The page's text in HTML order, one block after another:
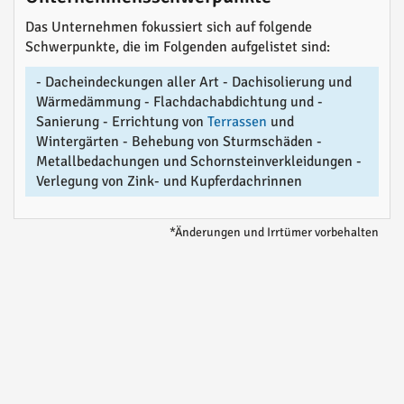
Das Unternehmen fokussiert sich auf folgende
Schwerpunkte, die im Folgenden aufgelistet sind:
- Dacheindeckungen aller Art - Dachisolierung und
Wärmedämmung - Flachdachabdichtung und -
Sanierung - Errichtung von Terrassen und
Wintergärten - Behebung von Sturmschäden -
Metallbedachungen und Schornsteinverkleidungen -
Verlegung von Zink- und Kupferdachrinnen
*Änderungen und Irrtümer vorbehalten